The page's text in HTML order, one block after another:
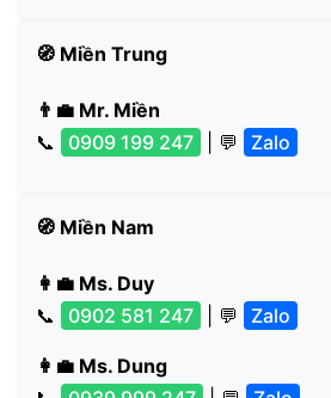
🧭 Miền Trung
👨‍💼 Mr. Miền
📞
0909 199 247 | 💬 Zalo
🧭 Miền Nam
👩‍💼 Ms. Duy
📞
0902 581 247 | 💬 Zalo
👩‍💼 Ms. Dung